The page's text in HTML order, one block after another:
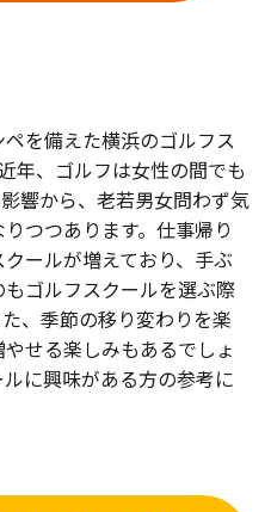
を備えた横浜のゴルフス
年、ゴルフは女性の間でも
響から、老若男女問わず気
つつあります。仕事帰り
ールが増えており、手ぶ
ゴルフスクールを選ぶ際
、季節の移り変わりを楽
せる楽しみもあるでしょ
に興味がある方の参考に